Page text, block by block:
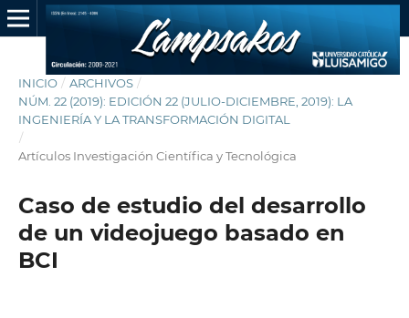
INICIO / ARCHIVOS /
NÚM. 22 (2019): EDICIÓN 22 (JULIO-DICIEMBRE, 2019): LA
INGENIERÍA Y LA TRANSFORMACIÓN DIGITAL
/
Artículos Investigación Científica y Tecnológica
Caso de estudio del desarrollo
de un videojuego basado en
BCI